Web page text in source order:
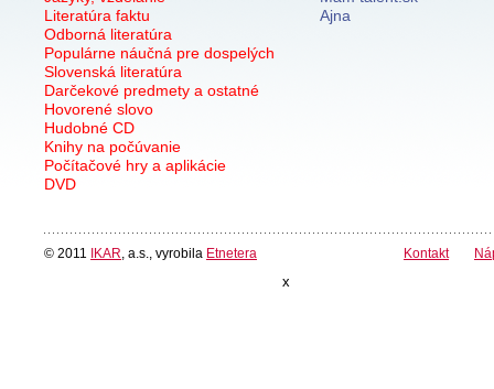
Literatúra faktu
Odborná literatúra
Populárne náučná pre dospelých
Slovenská literatúra
Darčekové predmety a ostatné
Hovorené slovo
Hudobné CD
Knihy na počúvanie
Počítačové hry a aplikácie
DVD
Ajna
© 2011 IKAR , a.s., vyrobila Etnetera Kontakt
x